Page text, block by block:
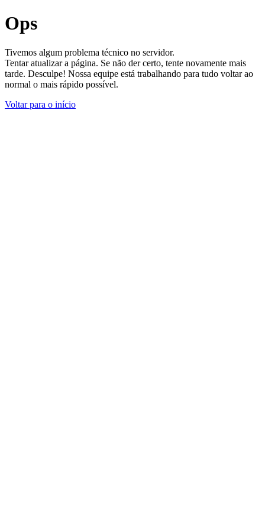
Ops
Tivemos algum problema técnico no servidor.
Tentar atualizar a página. Se não der certo, tente novamente mais
tarde. Desculpe! Nossa equipe está trabalhando para tudo voltar ao
normal o mais rápido possível.
Voltar para o início